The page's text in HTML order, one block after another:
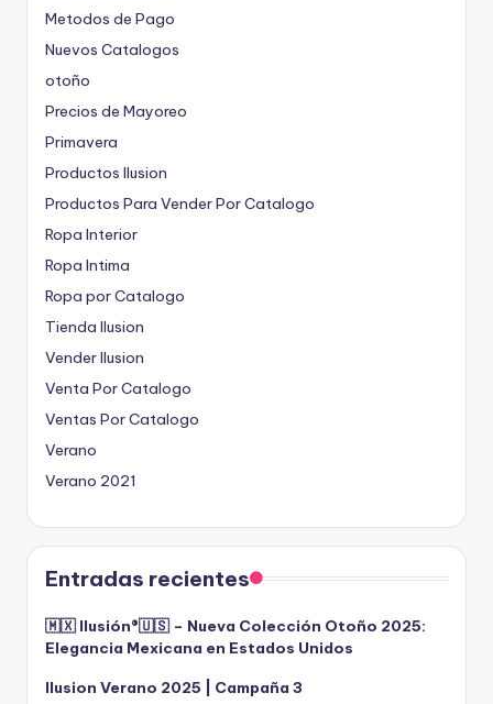
Metodos de Pago
Nuevos Catalogos
otoño
Precios de Mayoreo
Primavera
Productos Ilusion
Productos Para Vender Por Catalogo
Ropa Interior
Ropa Intima
Ropa por Catalogo
Tienda Ilusion
Vender Ilusion
Venta Por Catalogo
Ventas Por Catalogo
Verano
Verano 2021
Entradas recientes
🇲🇽 Ilusión®️🇺🇸 – Nueva Colección Otoño 2025:
Elegancia Mexicana en Estados Unidos
Ilusion Verano 2025 | Campaña 3